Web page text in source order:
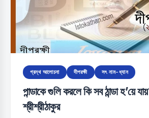
গ্রন্থ আলোচনা দীপরক্ষী সৎ নাম-ধ্যান
পান্ডাকে গুলি করলে কি সব ঠান্ডা হ’য়ে
শ্রীশ্রীঠাকুর